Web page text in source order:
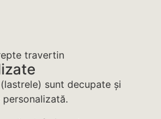
sunt decupate și